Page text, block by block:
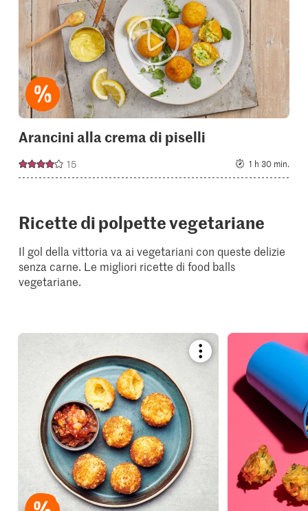
add
to
your
Arancini alla crema di piselli
15 1 h 30 min.
Ricette di polpette vegetariane
Il gol della vittoria va ai vegetariani con queste delizie
senza carne. Le migliori ricette di food balls
vegetariane.
Bookmark
recipe